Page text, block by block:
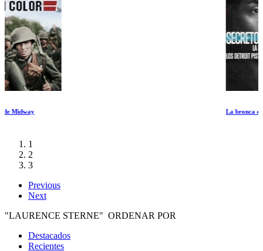
La bronca entre los Detroit Pistons y los Indiana Pacers
1
2
3
Previous
Next
"LAURENCE STERNE" ORDENAR POR
Destacados
Recientes